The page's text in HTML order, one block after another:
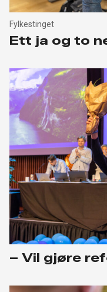
Fylkestinget
Ett ja og to
– Vil gjøre